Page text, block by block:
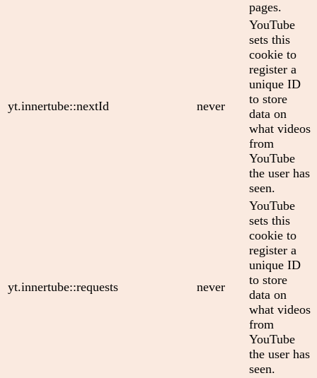
pages.
yt.innertube::nextId never
YouTube
sets this
cookie to
register a
unique ID
to store
data on
what videos
from
YouTube
the user has
seen.
yt.innertube::requests never
YouTube
sets this
cookie to
register a
unique ID
to store
data on
what videos
from
YouTube
the user has
seen.